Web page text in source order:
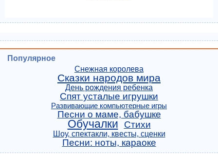
Популярное
Снежная королева
Сказки народов мира
День рождения ребенка
Спят усталые игрушки
Развивающие компьютерные игры
Песни о маме, бабушке
Обучалки Стихи
Шоу, спектакли, квесты, сценки
Песни: ноты, караоке